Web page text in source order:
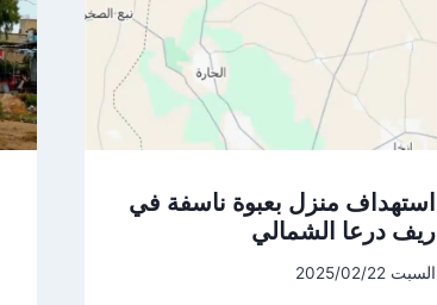
استهداف منزل بعبوة ناسفة في
ريف درعا الشمالي
السبت 2025/02/22